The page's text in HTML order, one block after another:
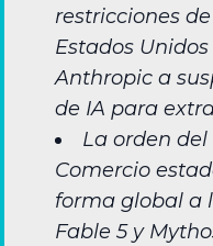
restricciones
Estados
Anthropic a
de IA para
La orden
Comercio
forma global a
Fable 5 y